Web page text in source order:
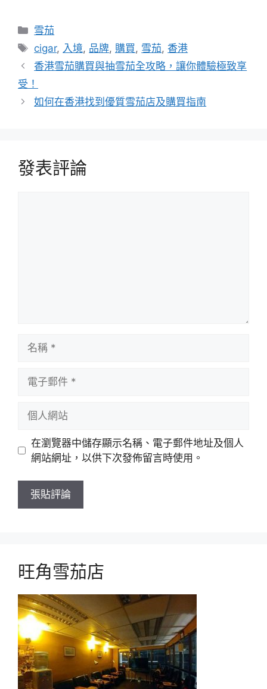
分
類
雪茄
標
籤
cigar, 入境, 品牌, 購買, 雪茄, 香港
香港雪茄購買與抽雪茄全攻略，讓你體驗極致享
受！
如何在香港找到優質雪茄店及購買指南
發表評論
站
在瀏覽器中儲存顯示名稱、電子郵件地址及個人
網站網址，以供下次發佈留言時使用。
旺角雪茄店